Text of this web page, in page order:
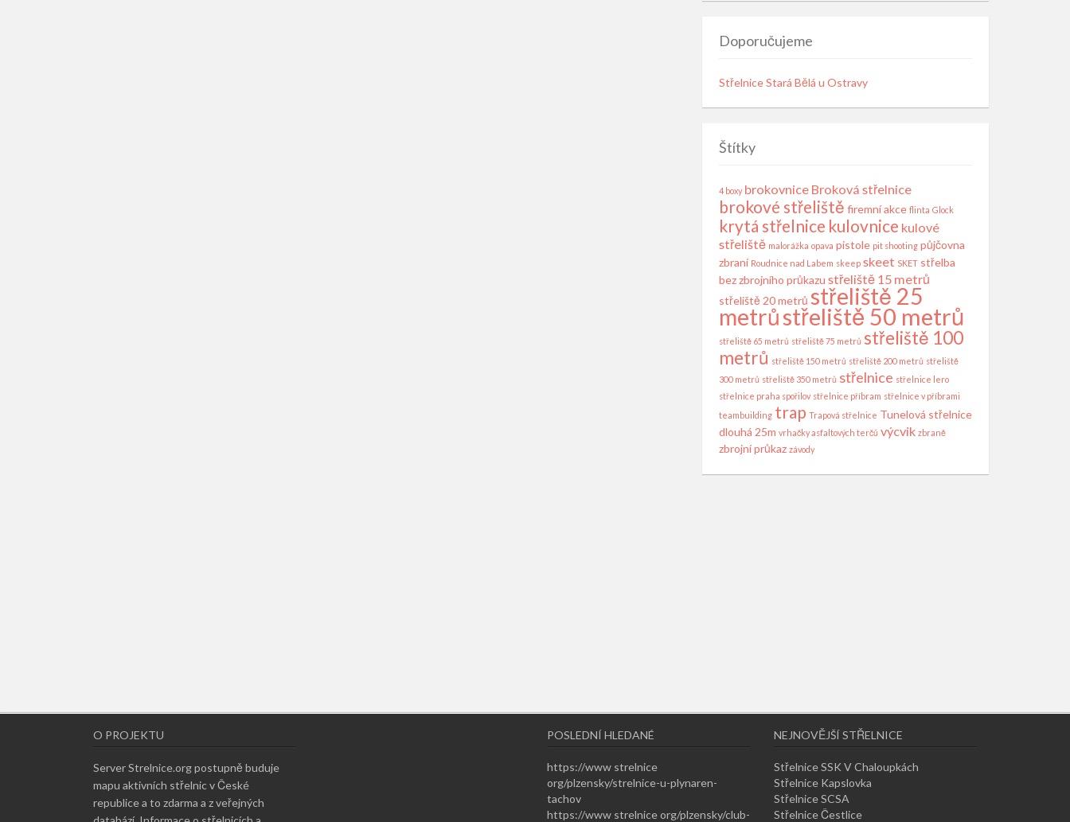
Doporučujeme
Střelnice Stará Bělá u Ostravy
Štítky
4 boxy brokovnice Broková střelnice
brokové střeliště firemní akce flinta Glock
krytá střelnice kulovnice kulové
střeliště malorážka opava pistole pit shooting půjčovna
zbraní Roudnice nad Labem skeep skeet SKET střelba
bez zbrojního průkazu střeliště 15 metrů
střeliště 20 metrů střeliště 25
metrůstřeliště 50 metrů
střeliště 65 metrů střeliště 75 metrů střeliště 100
metrů střeliště 150 metrů střeliště 200 metrů střeliště
300 metrů střeliště 350 metrů střelnice střelnice lero
střelnice praha spořilov střelnice příbram střelnice v příbrami
teambuilding trap Trapová střelnice Tunelová střelnice
dlouhá 25m vrhačky asfaltových terčů výcvik zbraně
zbrojní průkaz závody
O PROJEKTU
Server Strelnice.org postupně buduje
mapu aktivních střelnic v České
republice a to zdarma a z veřejných
POSLEDNÍ HLEDANÉ
https://www strelnice
org/plzensky/strelnice-u-plynaren-
tachov
https://www strelnice org/plzensky/club-
NEJNOVĚJŠÍ STŘELNICE
Střelnice SSK V Chaloupkách
Střelnice Kapslovka
Střelnice SCSA
Střelnice Čestlice